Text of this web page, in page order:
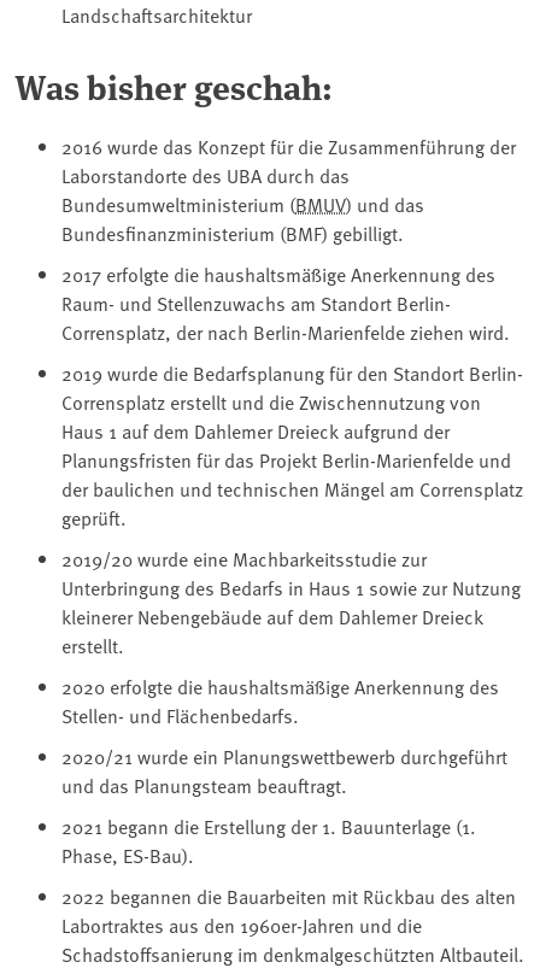
Landschaftsarchitektur
Was bisher geschah:
2016 wurde das Konzept für die Zusammenführung der
Laborstandorte des UBA durch das
Bundesumweltministerium (BMUV) und das
Bundesfinanzministerium (BMF) gebilligt.
2017 erfolgte die haushaltsmäßige Anerkennung des
Raum- und Stellenzuwachs am Standort Berlin-
Corrensplatz, der nach Berlin-Marienfelde ziehen wird.
2019 wurde die Bedarfsplanung für den Standort Berlin-
Corrensplatz erstellt und die Zwischennutzung von
Haus 1 auf dem Dahlemer Dreieck aufgrund der
Planungsfristen für das Projekt Berlin-Marienfelde und
der baulichen und technischen Mängel am Corrensplatz
geprüft.
2019/20 wurde eine Machbarkeitsstudie zur
Unterbringung des Bedarfs in Haus 1 sowie zur Nutzung
kleinerer Nebengebäude auf dem Dahlemer Dreieck
erstellt.
2020 erfolgte die haushaltsmäßige Anerkennung des
Stellen- und Flächenbedarfs.
2020/21 wurde ein Planungswettbewerb durchgeführt
und das Planungsteam beauftragt.
2021 begann die Erstellung der 1. Bauunterlage (1.
Phase, ES-Bau).
2022 begannen die Bauarbeiten mit Rückbau des alten
Labortraktes aus den 1960er-Jahren und die
Schadstoffsanierung im denkmalgeschützten Altbauteil.